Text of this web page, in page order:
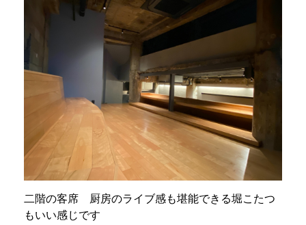
二階の客席 厨房のライブ感も堪能できる堀こたつ
もいい感じです